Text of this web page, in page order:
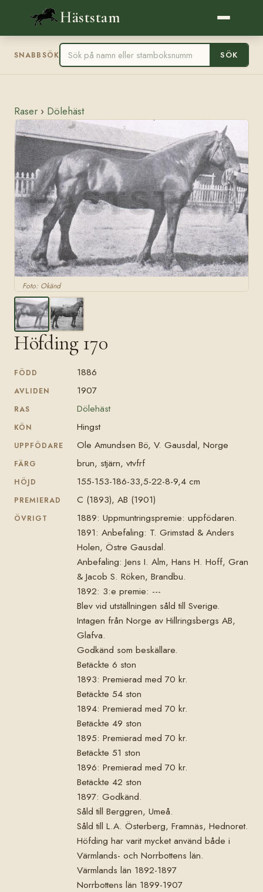
Häststam
SNABBSÖK SÖK
Raser › Dölehäst
Foto: Okänd
Höfding 170
FÖDD 1886
AVLIDEN 1907
RAS Dölehäst
KÖN Hingst
UPPFÖDARE Ole Amundsen Bö, V. Gausdal, Norge
FÄRG brun, stjärn, vtvfrf
HÖJD 155-153-186-33,5-22-8-9,4 cm
PREMIERAD C (1893), AB (1901)
ÖVRIGT
1889: Uppmuntringspremie: uppfödaren.
1891: Anbefaling: T. Grimstad & Anders
Holen, Östre Gausdal.
Anbefaling: Jens I. Alm, Hans H. Hoff, Gran
& Jacob S. Röken, Brandbu.
1892: 3:e premie: ---
Blev vid utställningen såld till Sverige.
Intagen från Norge av Hillringsbergs AB,
Glafva.
Godkänd som beskällare.
Betäckte 6 ston
1893: Premierad med 70 kr.
Betäckte 54 ston
1894: Premierad med 70 kr.
Betäckte 49 ston
1895: Premierad med 70 kr.
Betäckte 51 ston
1896: Premierad med 70 kr.
Betäckte 42 ston
1897: Godkänd.
Såld till Berggren, Umeå.
Såld till L.A. Österberg, Framnäs, Hednoret.
Höfding har varit mycket använd både i
Värmlands- och Norrbottens län.
Värmlands län 1892-1897
Norrbottens län 1899-1907